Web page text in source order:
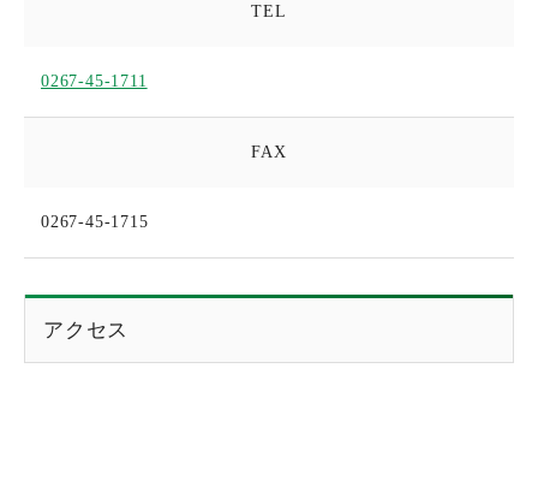
TEL
0267-45-1711
FAX
0267-45-1715
アクセス